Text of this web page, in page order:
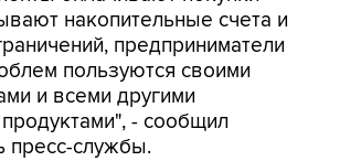
накопительные счета и
предприниматели
пользуются своими
и всеми другими
- сообщил
пресс-службы.